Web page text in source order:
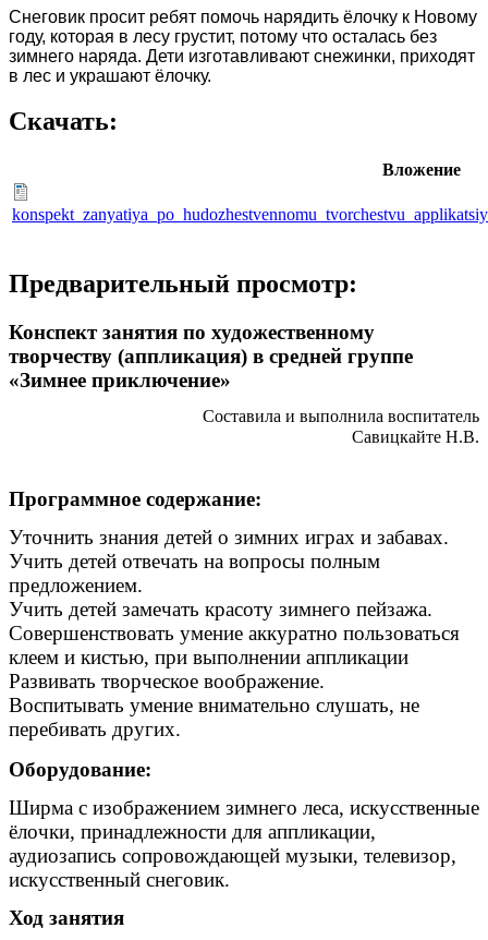
Снеговик просит ребят помочь нарядить ёлочку к Новому
году, которая в лесу грустит, потому что осталась без
зимнего наряда. Дети изготавливают снежинки, приходят
в лес и украшают ёлочку.
Скачать:
Вложение
Предварительный просмотр:
Конспект занятия по художественному
творчеству (аппликация) в средней группе
«Зимнее приключение»
Составила и выполнила воспитатель
Савицкайте Н.В.
Программное содержание:
Уточнить знания детей о зимних играх и забавах.
Учить детей отвечать на вопросы полным
предложением.
Учить детей замечать красоту зимнего пейзажа.
Совершенствовать умение аккуратно пользоваться
клеем и кистью, при выполнении аппликации
Развивать творческое воображение.
Воспитывать умение внимательно слушать, не
перебивать других.
Оборудование:
Ширма с изображением зимнего леса, искусственные
ёлочки, принадлежности для аппликации,
аудиозапись сопровождающей музыки, телевизор,
искусственный снеговик.
Ход занятия